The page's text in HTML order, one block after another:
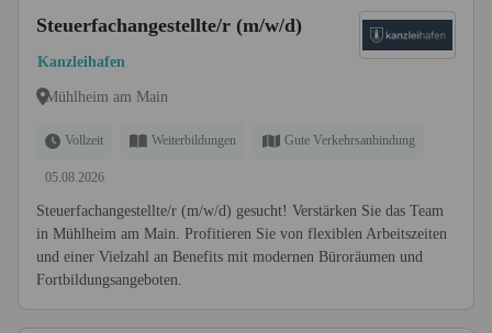
Steuerfachangestellte/r (m/w/d)
Kanzleihafen
Mühlheim am Main
Vollzeit Weiterbildungen Gute Verkehrsanbindung
05.08.2026
Steuerfachangestellte/r (m/w/d) gesucht! Verstärken Sie das Team
in Mühlheim am Main. Profitieren Sie von flexiblen Arbeitszeiten
und einer Vielzahl an Benefits mit modernen Büroräumen und
Fortbildungsangeboten.